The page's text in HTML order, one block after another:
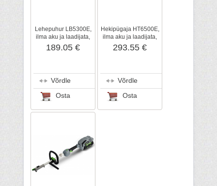
Lehepuhur LB5300E,
ilma aku ja laadijata,
EGO Power+
189.05 €
Võrdle
Osta
Hekipügaja HT6500E,
ilma aku ja laadijata,
EGO Power+
293.55 €
Võrdle
Osta